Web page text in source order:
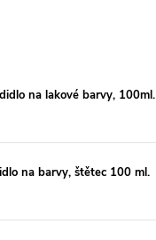
na lakové barvy, 100ml.
na barvy, štětec 100 ml.